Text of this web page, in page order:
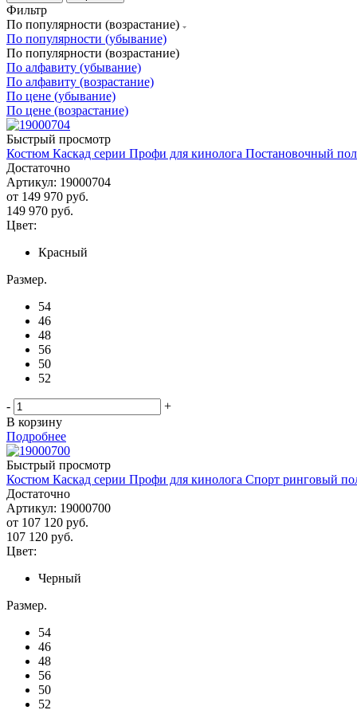
Фильтр
По популярности (возрастание)
По популярности (убывание)
По популярности (возрастание)
По алфавиту (убывание)
По алфавиту (возрастание)
По цене (убывание)
По цене (возрастание)
Быстрый просмотр
Костюм Каскад серии Профи для кинолога Постановочный
Достаточно
Артикул: 19000704
от 149 970 руб.
149 970 руб.
Цвет:
Красный
Размер.
54
46
48
56
50
52
-
+
В корзину
Подробнее
Быстрый просмотр
Костюм Каскад серии Профи для кинолога Спорт ринговый
Достаточно
Артикул: 19000700
от 107 120 руб.
107 120 руб.
Цвет:
Черный
Размер.
54
46
48
56
50
52